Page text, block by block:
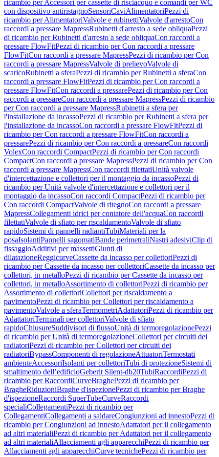
ricambio per Accessori per cassette di risciacquo e comandi per WC
con dispositivo antiristagnoSensoriCaviAlimentatoriPezzi di
ricambio per AlimentatoriValvole e rubinettiValvole d'arrestoCon
raccordi a pressare MapressRubinetti d'arresto a sede obliquaPezzi
di ricambio per Rubinetti d'arresto a sede obliquaCon raccordi a
pressare FlowFitPezzi di ricambio per Con raccordi a pressare
FlowFitCon raccordi a pressare MapressPezzi di ricambio per Con
raccordi a pressare MapressValvole di prelievoValvole di
scaricoRubinetti a sferaPezzi di ricambio per Rubinetti a sferaCon
raccordi a pressare FlowFitPezzi di ricambio per Con raccordi a
pressare FlowFitCon raccordi a pressarePezzi di ricambio per Con
raccordi a pressareCon raccordi a pressare MapressPezzi di ricambio
per Con raccordi a pressare MapressRubinetti a sfera per
l'installazione da incassoPezzi di ricambio per Rubinetti a sfera per
l'installazione da incassoCon raccordi a pressare FlowFitPezzi di
ricambio per Con raccordi a pressare FlowFitCon raccordi a
pressarePezzi di ricambio per Con raccordi a pressareCon raccordi
VolexCon raccordi CompactPezzi di ricambio per Con raccordi
CompactCon raccordi a pressare MapressPezzi di ricambio per Con
raccordi a pressare MapressCon raccordi filettatiUnità valvole
d'intercettazione e collettori per il montaggio da incassoPezzi di
ricambio per Unità valvole d'intercettazione e collettori per il
montaggio da incassoCon raccordi CompactPezzi di ricambio per
Con raccordi CompactValvole di ritegnoCon raccordi a pressare
MapressCollegamenti idrici per contatore dell'acquaCon raccordi
filettatiValvole di sfiato per riscaldamentoValvole di sfiato
rapidoSistemi di pannelli radiantiTubiMateriali per la
posaIsolantiPannelli sagomatiBande perimetraliNastri adesiviClip di
fissaggioAdditivi per massettiGiunti di
dilatazioneReggicurveCassette da incasso per collettoriPezzi di
ricambio per Cassette da incasso per collettoriCassette da incasso per
collettori, in metalloPezzi di ricambio per Cassette da incasso per
collettori, in metalloAssortimento di collettoriPezzi di ricambio per
Assortimento di collettoriCollettori per riscaldamento a
pavimentoPezzi di ricambio per Collettori per riscaldamento a
pavimentoValvole a sferaTermometriAdattatoriPezzi di ricambio per
AdattatoriTerminali per collettoriValvole di sfiato
rapidoChiusureSuddivisori di flussoUnità di termoregolazionePezzi
di ricambio per Unità di termoregolazioneCollettori per circuiti dei
radiatoriPezzi di ricambio per Collettori per circuiti dei
radiatoriBypassComponenti di regolazioneAttuatoriTermostati
ambienteAccessoriIsolanti per collettoriTubi di protezioneSistemi di
smaltimento dell’edificioGeberit Silent-db20TubiRaccordiPezzi di
ricambio per RaccordiCurveBraghePezzi di ricambio per
BragheRiduzioniBraghe d'ispezionePezzi di ricambio per Braghe
d'ispezioneRaccordi SuperTubeCurveRaccordi
specialiCollegamentiPezzi di ricambio per
CollegamentiCollegamenti a saldareCongiunzioni ad innestoPezzi di
ricambio per Congiunzioni ad innestoAdattatori per il collegamento
ad altri materialiPezzi di ricambio per Adattatori per il collegamento
ad altri materialiAllacciamenti agli apparecchiPezzi di ricambio per
Allacciamenti agli apparecchiCurve tecnichePezzi di ricambio per